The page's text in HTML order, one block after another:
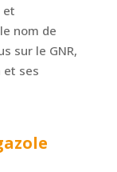
et
nom de
sur le GNR,
ses